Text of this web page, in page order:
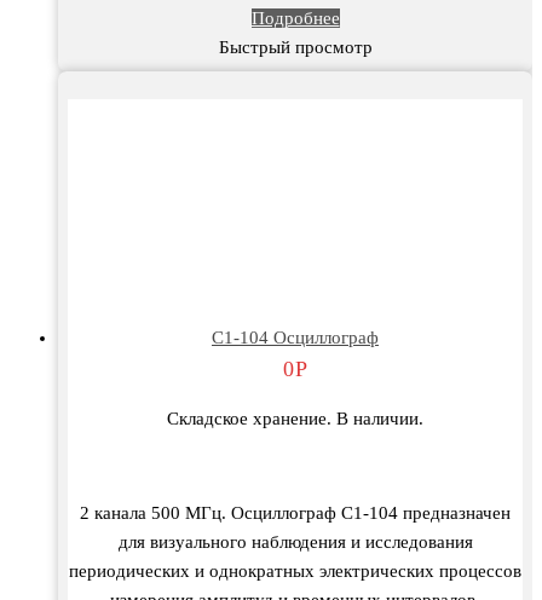
Подробнее
Быстрый просмотр
С1-104 Осциллограф
0Р
Складское хранение. В наличии.
2 канала 500 МГц. Осциллограф С1-104 предназначен
для визуального наблюдения и исследования
периодических и однократных электрических процессов